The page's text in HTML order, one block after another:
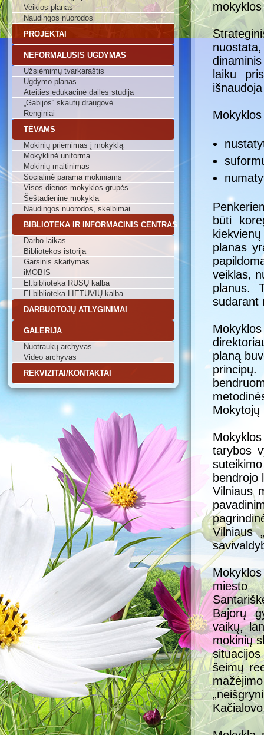
Veiklos planas
Naudingos nuorodos
PROJEKTAI
NEFORMALUSIS UGDYMAS
Užsiėmimų tvarkaraštis
Ugdymo planas
Ateities edukacinė dailės studija
„Gabijos“ skautų draugovė
Renginiai
TĖVAMS
Mokinių priėmimas į mokyklą
Mokyklinė uniforma
Mokinių maitinimas
Socialinė parama mokiniams
Visos dienos mokyklos grupės
Šeštadieninė mokykla
Naudingos nuorodos, skelbimai
BIBLIOTEKA IR INFORMACINIS CENTRAS
Darbo laikas
Bibliotekos istorija
Garsinis skaitymas
iMOBIS
El.biblioteka RUSŲ kalba
El.biblioteka LIETUVIŲ kalba
DARBUOTOJŲ ATLYGINIMAI
GALERIJA
Nuotraukų archyvas
Video archyvas
REKVIZITAI/KONTAKTAI
laiku
būti
planas
veiklas,
planus.
sudarant
planą
Mokytojų
tarybos
bendrojo
Vilniaus
Vilniaus
miesto
Bajorų
vaikų,
mokinių
šeimų